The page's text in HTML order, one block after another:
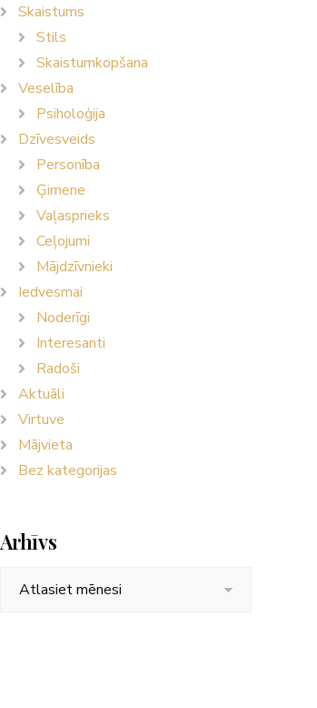
Skaistums
Stils
Skaistumkopšana
Veselība
Psiholoģija
Dzīvesveids
Personība
Ģimene
Vaļasprieks
Ceļojumi
Mājdzīvnieki
Iedvesmai
Noderīgi
Interesanti
Radoši
Aktuāli
Virtuve
Mājvieta
Bez kategorijas
Arhīvs